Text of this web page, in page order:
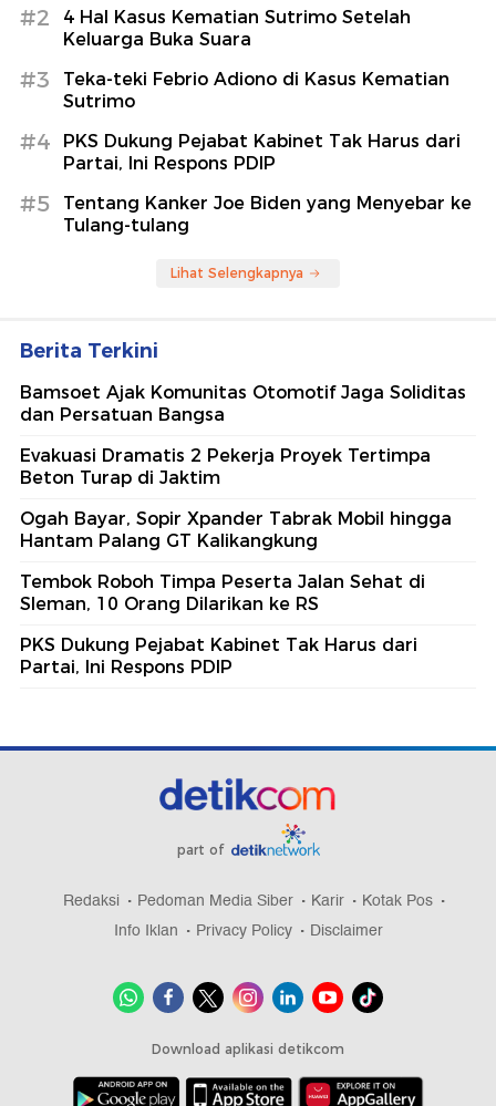
#2
4 Hal Kasus Kematian Sutrimo Setelah
Keluarga Buka Suara
#3
Teka-teki Febrio Adiono di Kasus Kematian
Sutrimo
#4
PKS Dukung Pejabat Kabinet Tak Harus dari
Partai, Ini Respons PDIP
#5
Tentang Kanker Joe Biden yang Menyebar ke
Tulang-tulang
Lihat Selengkapnya
Berita Terkini
Bamsoet Ajak Komunitas Otomotif Jaga Soliditas
dan Persatuan Bangsa
Evakuasi Dramatis 2 Pekerja Proyek Tertimpa
Beton Turap di Jaktim
Ogah Bayar, Sopir Xpander Tabrak Mobil hingga
Hantam Palang GT Kalikangkung
Tembok Roboh Timpa Peserta Jalan Sehat di
Sleman, 10 Orang Dilarikan ke RS
PKS Dukung Pejabat Kabinet Tak Harus dari
Partai, Ini Respons PDIP
part of
Redaksi Pedoman Media Siber Karir
Kotak Pos
Info Iklan
Privacy Policy Disclaimer
Download aplikasi detikcom